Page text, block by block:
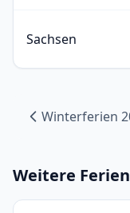
Sachsen
Winterferien
Weitere